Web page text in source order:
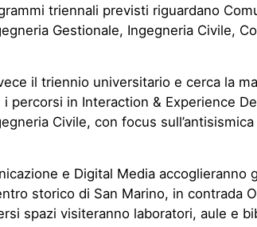
triennali previsti riguardano
Gestionale, Ingegneria Civile,
il triennio universitario e cerca la
percorsi in Interaction & Experience
Civile, con focus sull’antisismica
e Digital Media accoglieranno
storico di San Marino, in contrada
spazi visiteranno laboratori, aule e